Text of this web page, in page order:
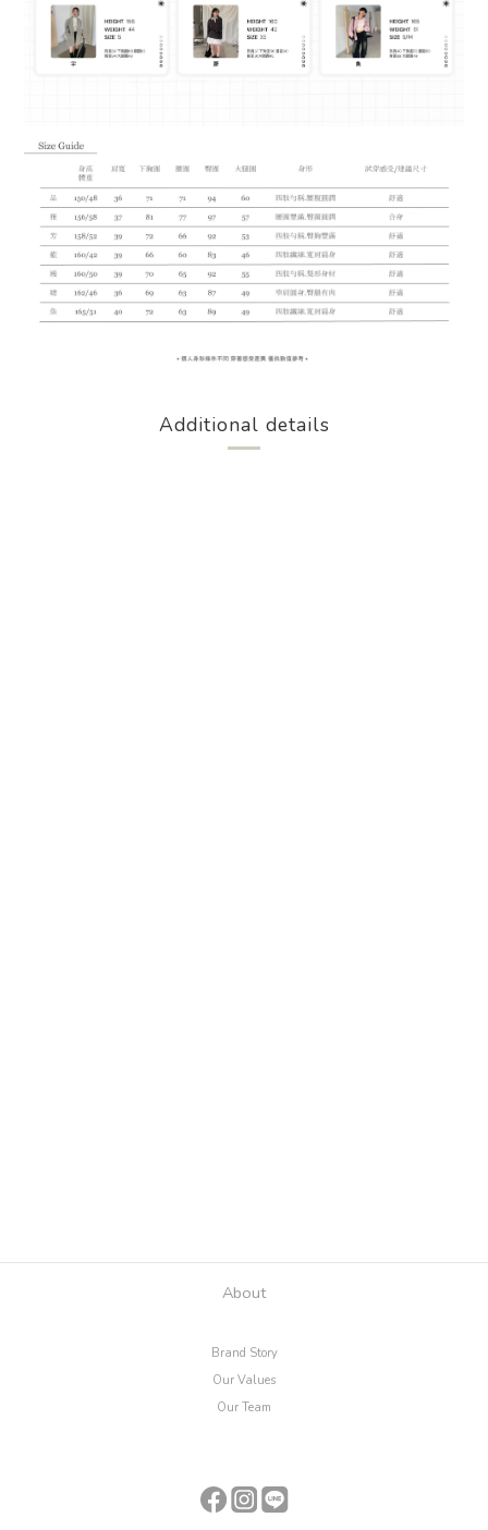
Additional details
About
Brand Story
Our Values
Our Team